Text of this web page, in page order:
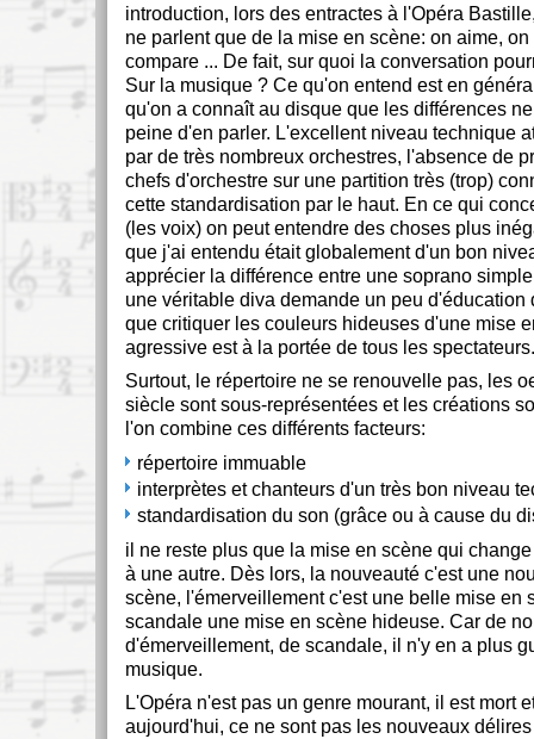
introduction, lors des entractes à l'Opéra
ne parlent que de la mise en scène: on aime, on
compare ... De fait, sur quoi la conversation
Sur la musique ? Ce qu'on entend est en
qu'on a connaît au disque que les différences
peine d'en parler. L'excellent niveau technique
par de très nombreux orchestres, l'absence de
chefs d'orchestre sur une partition très (trop)
cette standardisation par le haut. En ce qui
(les voix) on peut entendre des choses plus
que j'ai entendu était globalement d'un bon
apprécier la différence entre une soprano
une véritable diva demande un peu d'éducation
que critiquer les couleurs hideuses d'une mise
agressive est à la portée de tous les spectateurs.
Surtout, le répertoire ne se renouvelle pas, les
siècle sont sous-représentées et les créations
l'on combine ces différents facteurs:
répertoire immuable
interprètes et chanteurs d'un très bon niveau
standardisation du son (grâce ou à cause du
il ne reste plus que la mise en scène qui
à une autre. Dès lors, la nouveauté c'est une
scène, l'émerveillement c'est une belle mise en
scandale une mise en scène hideuse. Car de
d'émerveillement, de scandale, il n'y en a plus
musique.
L'Opéra n'est pas un genre mourant, il est mort
aujourd'hui, ce ne sont pas les nouveaux